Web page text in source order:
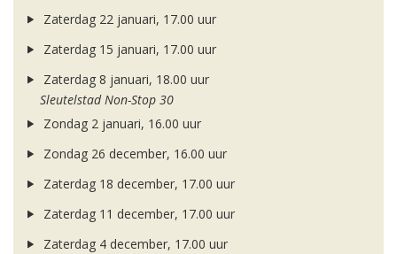
Zaterdag 22 januari, 17.00 uur
Zaterdag 15 januari, 17.00 uur
Zaterdag 8 januari, 18.00 uur
Sleutelstad Non-Stop 30
Zondag 2 januari, 16.00 uur
Zondag 26 december, 16.00 uur
Zaterdag 18 december, 17.00 uur
Zaterdag 11 december, 17.00 uur
Zaterdag 4 december, 17.00 uur